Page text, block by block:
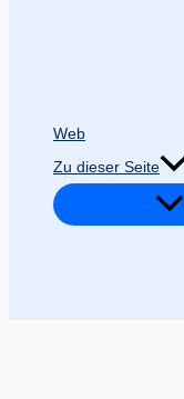
Web
Zu dieser Seite